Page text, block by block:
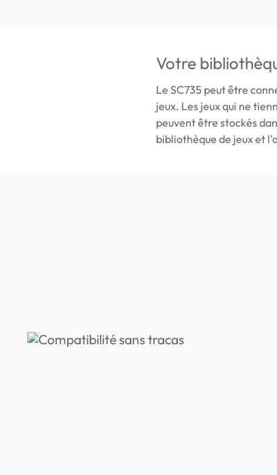
Votre
Le SC735 peut être
jeux. Les jeux qui ne
peuvent être stockés
bibliothèque de jeux et